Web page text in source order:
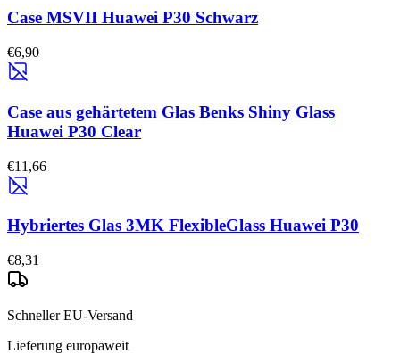
Case MSVII Huawei P30 Schwarz
€6,90
Case aus gehärtetem Glas Benks Shiny Glass
Huawei P30 Clear
€11,66
Hybriertes Glas 3MK FlexibleGlass Huawei P30
€8,31
Schneller EU-Versand
Lieferung europaweit